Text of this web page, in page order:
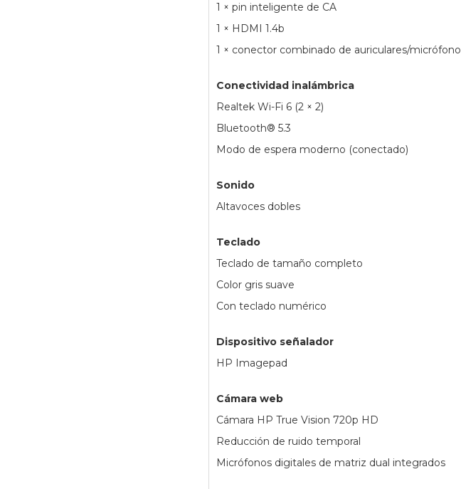
1 × pin inteligente de CA
1 × HDMI 1.4b
1 × conector combinado de auriculares/micrófono
Conectividad inalámbrica
Realtek Wi-Fi 6 (2 × 2)
Bluetooth® 5.3
Modo de espera moderno (conectado)
Sonido
Altavoces dobles
Teclado
Teclado de tamaño completo
Color gris suave
Con teclado numérico
Dispositivo señalador
HP Imagepad
Cámara web
Cámara HP True Vision 720p HD
Reducción de ruido temporal
Micrófonos digitales de matriz dual integrados